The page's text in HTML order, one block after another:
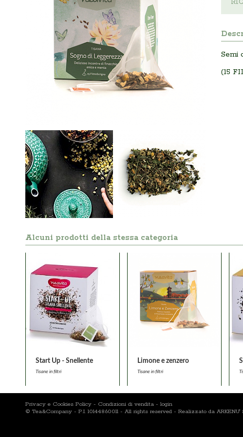
Semi
(15
Alcuni prodotti della stessa categoria
Start Up - Snellente
Tisane in filtri
Limone e zenzero
Tisane in filtri
Privacy e Cookies Policy - Condizioni di vendita - login
© Tea&Company - P.I. 10144860011 - All rights reserved - Realizzato da ARKENU'